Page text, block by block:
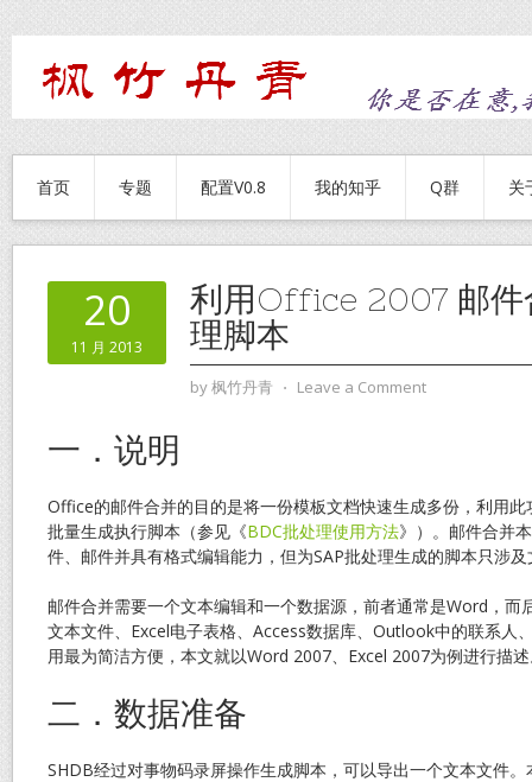
首页 专题 配置V0.8 我的知乎 Q群 关
20
11 月 2013
利用Office 2007 邮件
理脚本
by枫竹丹青 ⋅ Leave a Comment
一．说明
Office的邮件合并的目的是将一份模板文档快速生成多份，利用
批量生成执行脚本（参见《BDC批处理使用方法》）。邮件合并
件、邮件并具有格式编辑能力，但为SAP批处理生成的脚本只涉
邮件合并需要一个文本编辑和一个数据源，前者通常是Word，而
文本文件、Excel电子表格、Access数据库、Outlook中的联系人
用最为简洁方便，本文就以Word 2007、Excel 2007为例进行描
二．数据准备
SHDB经过对事物码录屏操作生成脚本，可以导出一个文本文件